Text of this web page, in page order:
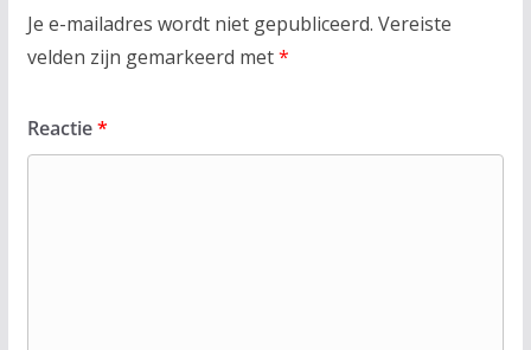
Je e-mailadres wordt niet gepubliceerd. Vereiste
velden zijn gemarkeerd met*
Reactie*